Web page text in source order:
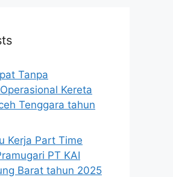
Tanpa
Kereta
Tenggara tahun
Kerja Part Time
PT KAI
Barat tahun 2025